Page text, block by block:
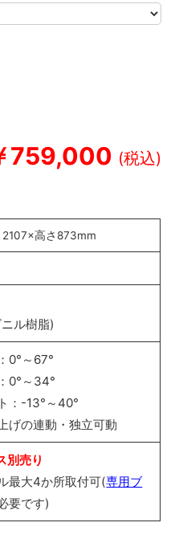
759,000
高さ873mm
ル樹脂)
0°～67°
0°～34°
：-13°～40°
げの連動・独立可動
別売り
最大4か所取付可(専用ブ
要です)